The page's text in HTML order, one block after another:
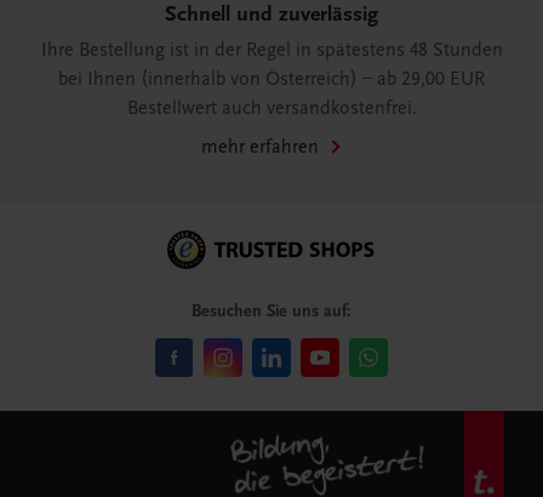
Schnell und zuverlässig
Ihre Bestellung ist in der Regel in spätestens 48 Stunden
bei Ihnen (innerhalb von Österreich) – ab 29,00 EUR
Bestellwert auch versandkostenfrei.
mehr erfahren
Besuchen Sie uns auf: